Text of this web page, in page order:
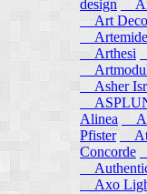
design
Art Deco
Artemide
Arthesi
Asher
Alinea
Pfister
Concorde
Axo